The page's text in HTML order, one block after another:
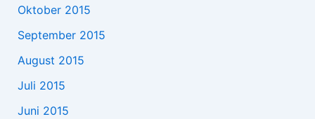
Oktober 2015
September 2015
August 2015
Juli 2015
Juni 2015